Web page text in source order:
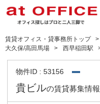
賃貸オフィス・貸事務所トップ
大久保/高田馬場
西早稲田駅
物件ID : 53156
貴ビルの賃貸募集情報